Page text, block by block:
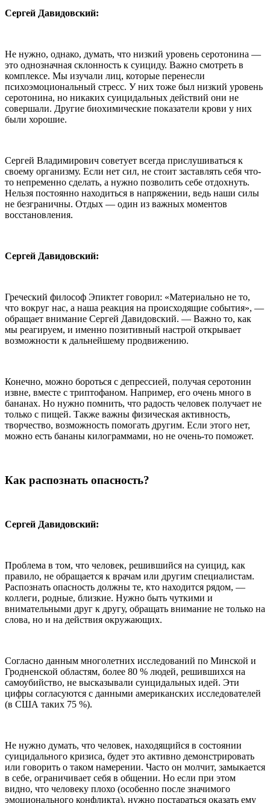
Сергей Давидовский:
Не нужно, однако, думать, что низкий уровень серотонина —
это однозначная склонность к суициду. Важно смотреть в
комплексе. Мы изучали лиц, которые перенесли
психоэмоциональный стресс. У них тоже был низкий уровень
серотонина, но никаких суицидальных действий они не
совершали. Другие биохимические показатели крови у них
были хорошие.
Сергей Владимирович советует всегда прислушиваться к
своему организму. Если нет сил, не стоит заставлять себя что-
то непременно сделать, а нужно позволить себе отдохнуть.
Нельзя постоянно находиться в напряжении, ведь наши силы
не безграничны. Отдых — один из важных моментов
восстановления.
Сергей Давидовский:
Греческий философ Эпиктет говорил: «Материально не то,
что вокруг нас, а наша реакция на происходящие события», —
обращает внимание Сергей Давидовский. — Важно то, как
мы реагируем, и именно позитивный настрой открывает
возможности к дальнейшему продвижению.
Конечно, можно бороться с депрессией, получая серотонин
извне, вместе с триптофаном. Например, его очень много в
бананах. Но нужно помнить, что радость человек получает не
только с пищей. Также важны физическая активность,
творчество, возможность помогать другим. Если этого нет,
можно есть бананы килограммами, но не очень-то поможет.
Как распознать опасность?
Сергей Давидовский:
Проблема в том, что человек, решившийся на суицид, как
правило, не обращается к врачам или другим специалистам.
Распознать опасность должны те, кто находится рядом, —
коллеги, родные, близкие. Нужно быть чуткими и
внимательными друг к другу, обращать внимание не только на
слова, но и на действия окружающих.
Согласно данным многолетних исследований по Минской и
Гродненской областям, более 80 % людей, решившихся на
самоубийство, не высказывали суицидальных идей. Эти
цифры согласуются с данными американских исследователей
(в США таких 75 %).
Не нужно думать, что человек, находящийся в состоянии
суицидального кризиса, будет это активно демонстрировать
или говорить о таком намерении. Часто он молчит, замыкается
в себе, ограничивает себя в общении. Но если при этом
видно, что человеку плохо (особенно после значимого
эмоционального конфликта), нужно постараться оказать ему